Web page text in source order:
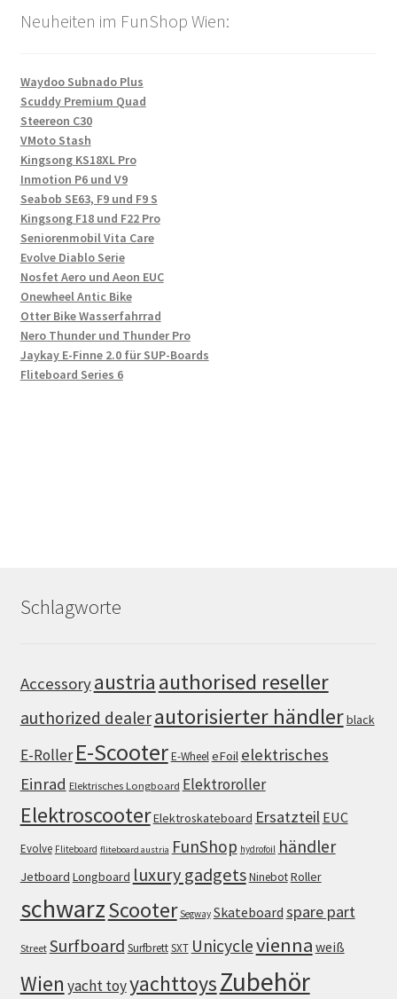
Neuheiten im FunShop Wien:
Waydoo Subnado Plus
Scuddy Premium Quad
Steereon C30
VMoto Stash
Kingsong KS18XL Pro
Inmotion P6 und V9
Seabob SE63, F9 und F9 S
Kingsong F18 und F22 Pro
Seniorenmobil Vita Care
Evolve Diablo Serie
Nosfet Aero und Aeon EUC
Onewheel Antic Bike
Otter Bike Wasserfahrrad
Nero Thunder und Thunder Pro
Jaykay E-Finne 2.0 für SUP-Boards
Fliteboard Series 6
Schlagworte
Accessoryaustria authorised reseller
authorized dealerautorisierter händlerblack
E-Roller E-ScooterE-WheeleFoil elektrisches
Einrad Elektrisches Longboard Elektroroller
ElektroscooterElektroskateboard Ersatzteil EUC
Evolve Fliteboard fliteboard austria FunShop hydrofoil händler
Jetboard Longboard luxury gadgetsNinebotRoller
schwarzScooter Segway Skateboard spare part
Street Surfboard SurfbrettSXT Unicyclevienna weiß
Wien yacht toyyachttoysZubehör